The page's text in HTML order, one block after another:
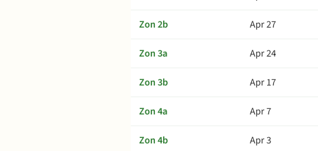
Zon 2b
Apr 27
Zon 3a
Apr 24
Zon 3b
Apr 17
Zon 4a
Apr 7
Zon 4b
Apr 3